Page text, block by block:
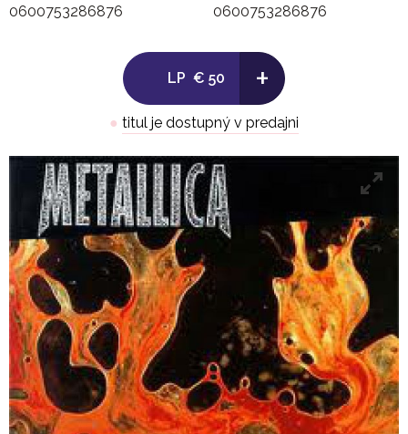
1. King Nothing 5:30
2. Hero Of The Day 4:22
3. Bleeding Me 8:19
LP 2
Side A:
1. Cure 4:55
2. Poor Twisted Me 4:01
0600753286876
0600753286876
LP € 50 +
● titul je dostupný v predajni